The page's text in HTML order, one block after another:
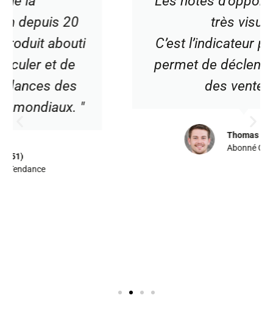
C’est l’indicateur principal qui
permet de déclencher ou pas
Abonné Opportunité